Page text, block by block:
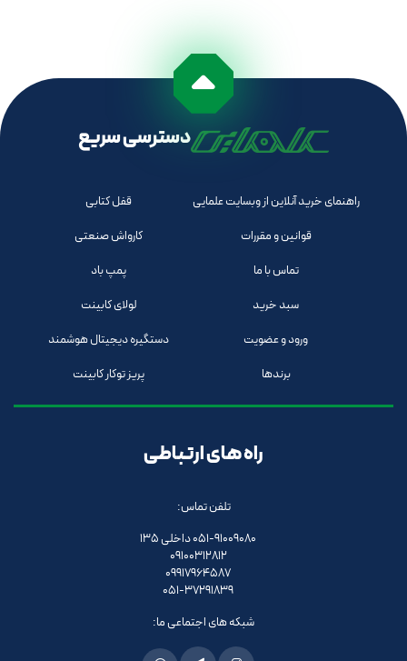
دسترسی سریع
راهنمای خرید آنلاین از وبسایت علمایی
قوانین و مقررات
تماس با ما
سبد خرید
ورود و عضویت
برندها
قفل کتابی
کارواش صنعتی
پمپ باد
لولای کابینت
دستگیره دیجیتال هوشمند
پریز توکار کابینت
راه های ارتباطی
تلفن تماس:
051-91009080 داخلی 135
09100312812
09917964587
051-37291839
شبکه های اجتماعی ما: